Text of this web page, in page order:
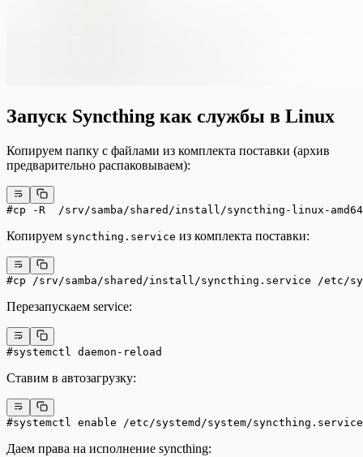
Запуск Syncthing как службы в Linux
Копируем папку с файлами из комплекта поставки (архив
предварительно распаковываем):
#cp -R  /srv/samba/shared/install/syncthing-linux-
Копируем syncthing.service из комплекта поставки:
#cp /srv/samba/shared/install/syncthing.service /etc/
Перезапускаем service:
#systemctl daemon-reload
Ставим в автозагрузку:
#systemctl enable /etc/systemd/system/syncthing.service
Даем права на исполнение syncthing: